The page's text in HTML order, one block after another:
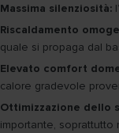
Massima silenziosità:
Riscaldamento
quale si propaga dal
Elevato comfort
calore gradevole
Ottimizzazione dello
importante,